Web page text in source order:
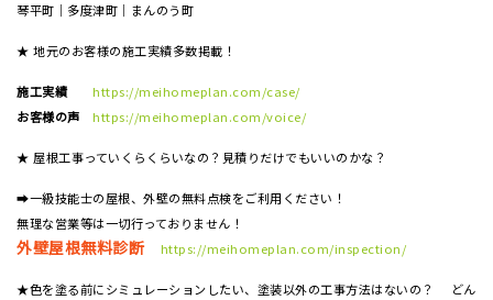
琴平町｜多度津町｜まんのう町
★ 地元のお客様の施工実績多数掲載！
施工実績
https://meihomeplan.com/case/
お客様の声
https://meihomeplan.com/voice/
★ 屋根工事っていくらくらいなの？見積りだけでもいいのかな？
➡一級技能士の屋根、外壁の無料点検をご利用ください！
無理な営業等は一切行っておりません！
外壁屋根無料診断 https://meihomeplan.com/inspection/
★色を塗る前にシミュレーションしたい、塗装以外の工事方法はないの？ どん